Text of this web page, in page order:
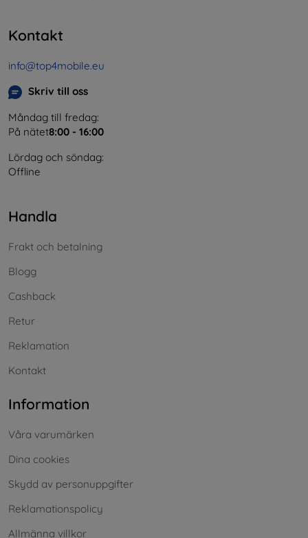
Kontakt
info@top4mobile.eu
Skriv till oss
Måndag till fredag:
På nätet8:00 - 16:00
Lördag och söndag:
Offline
Handla
Frakt och betalning
Blogg
Cashback
Retur
Reklamation
Kontakt
Information
Våra varumärken
Dina cookies
Skydd av personuppgifter
Reklamationspolicy
Allmänna villkor